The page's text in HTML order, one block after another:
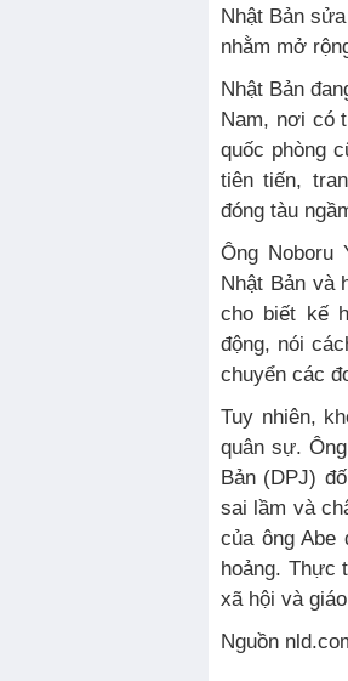
Nhật Bản
nhằm mở
Nhật Bản
Nam, nơi có
quốc phòng
tiên tiến,
đóng tàu
Ông Noboru
Nhật Bản và
cho biết kế
động, nói
chuyển các
Tuy nhiên,
quân sự.
Bản (DPJ)
sai lầm và
của ông Abe
hoảng. Thực
xã hội và
Nguồn